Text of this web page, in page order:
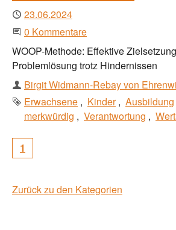
Publiziert
23.06.2024
Beginne eine Unterhaltung
0 Kommentare
WOOP-Methode: Effektive
Problemlösung trotz Hindernissen
Autor
Birgit Widmann-Rebay von
Schlagworte
Erwachsene Kinder Ausbildung
merkwürdig
Verantwortung
1
Zurück zu den Kategorien